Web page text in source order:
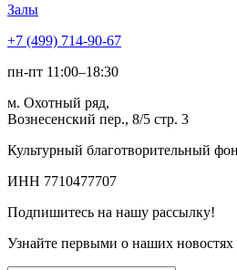
Залы
+7 (499) 714-90-67
пн-пт 11:00–18:30
м. Охотный ряд,
Вознесенский пер., 8/5 стр. 3
Культурный благотворительный
ИНН 7710477707
Подпишитесь на нашу рассылку!
Узнайте первыми о наших новостях